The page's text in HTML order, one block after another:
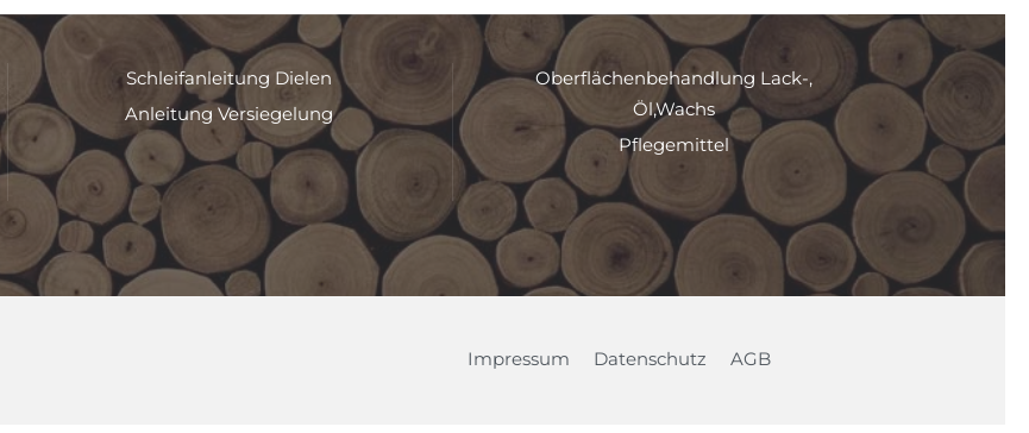
Schleifanleitung Dielen
Anleitung Versiegelung
Oberflächenbehandlung Lack-,
Öl,Wachs
Pflegemittel
Impressum Datenschutz AGB